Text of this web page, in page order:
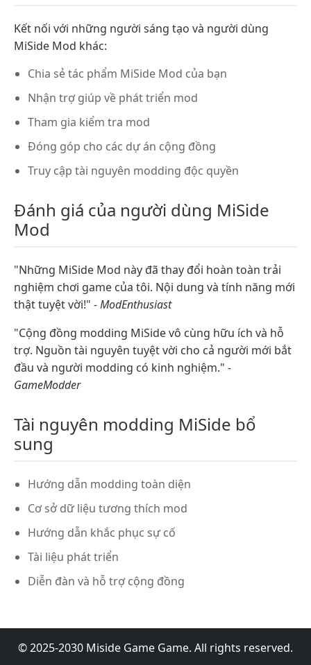
Kết nối với những người sáng tạo và người dùng
MiSide Mod khác:
Chia sẻ tác phẩm MiSide Mod của bạn
Nhận trợ giúp về phát triển mod
Tham gia kiểm tra mod
Đóng góp cho các dự án cộng đồng
Truy cập tài nguyên modding độc quyền
Đánh giá của người dùng MiSide
Mod
"Những MiSide Mod này đã thay đổi hoàn toàn trải
nghiệm chơi game của tôi. Nội dung và tính năng mới
thật tuyệt vời!" - ModEnthusiast
"Cộng đồng modding MiSide vô cùng hữu ích và hỗ
trợ. Nguồn tài nguyên tuyệt vời cho cả người mới bắt
đầu và người modding có kinh nghiệm." -
GameModder
Tài nguyên modding MiSide bổ
sung
Hướng dẫn modding toàn diện
Cơ sở dữ liệu tương thích mod
Hướng dẫn khắc phục sự cố
Tài liệu phát triển
Diễn đàn và hỗ trợ cộng đồng
© 2025-2030 Miside Game Game. All rights reserved.